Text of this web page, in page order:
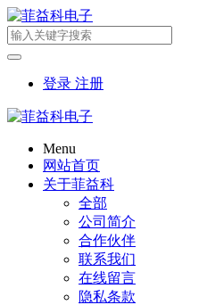
登录 注册
Menu
网站首页
关于菲益科
全部
公司简介
合作伙伴
联系我们
在线留言
隐私条款